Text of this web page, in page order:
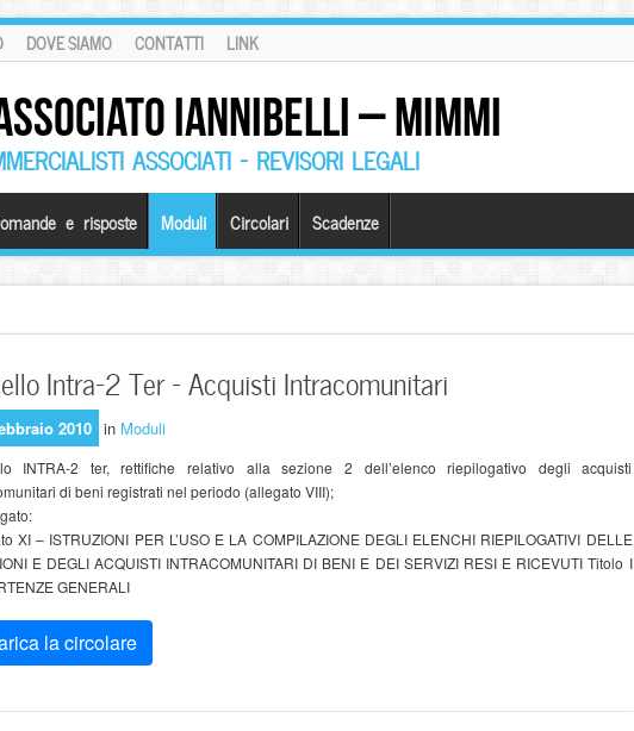
DOVE SIAMO CONTATTI LINK
IANNIBELLI – MIMMI
ASSOCIATI – REVISORI LEGALI
e risposte Moduli Circolari Scadenze
Intra-2 Ter – Acquisti Intracomunitari
2010 in Moduli
INTRA-2 ter, rettifiche relativo alla sezione 2 dell’elenco riepilogativo degli acquisti
di beni registrati nel periodo (allegato VIII);
XI – ISTRUZIONI PER L’USO E LA COMPILAZIONE DEGLI ELENCHI RIEPILOGATIVI DELLE
E DEGLI ACQUISTI INTRACOMUNITARI DI BENI E DEI SERVIZI RESI E RICEVUTI Titolo I
GENERALI
la circolare